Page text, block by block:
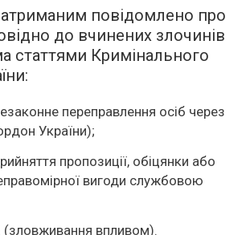
повідомлено про
до вчинених злочинів
статтями Кримінального
переправлення осіб через
України);
пропозиції, обіцянки або
вигоди службовою
(зловживання впливом).